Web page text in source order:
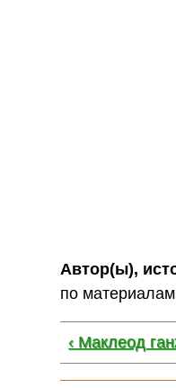
Автор(ы),
по
‹ Маклеод